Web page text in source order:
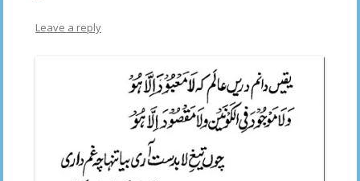
Leave a reply